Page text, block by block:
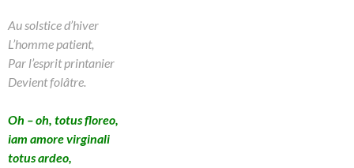
Au solstice d’hiver
L’homme patient,
Par l’esprit printanier
Devient folâtre.
Oh – oh, totus floreo,
iam amore virginali
totus ardeo,